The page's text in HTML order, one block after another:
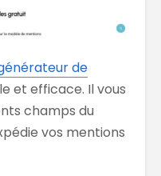
de
et efficace. Il vous
champs du
vos mentions